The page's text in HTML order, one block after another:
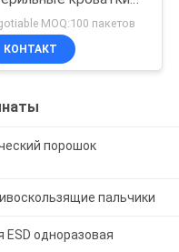
MOQ:100 пакетов
КОНТАКТ
порошок
пальчики
одноразовая